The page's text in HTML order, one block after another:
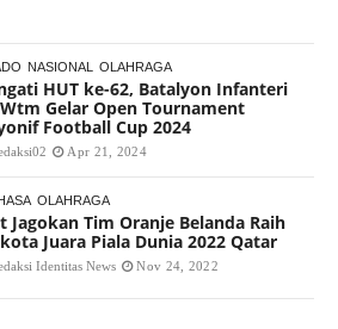
NASIONAL OLAHRAGA
HUT ke-62, Batalyon Infanteri
Gelar Open Tournament
Football Cup 2024
Apr 21, 2024
OLAHRAGA
Jagokan Tim Oranje Belanda Raih
Juara Piala Dunia 2022 Qatar
Identitas News Nov 24, 2022